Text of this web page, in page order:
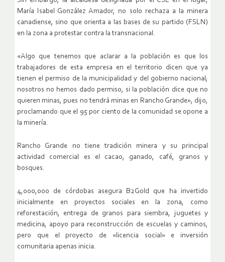
María Isabel González Amador, no solo rechaza a la minera
canadiense, sino que orienta a las bases de su partido (FSLN)
en la zona a protestar contra la transnacional.
«Algo que tenemos que aclarar a la población es que los
trabajadores de esta empresa en el territorio dicen que ya
tienen el permiso de la municipalidad y del gobierno nacional;
nosotros no hemos dado permiso, si la población dice que no
quieren minas, pues no tendrá minas en Rancho Grande», dijo,
proclamando que el 95 por ciento de la comunidad se opone a
la minería.
Rancho Grande no tiene tradición minera y su principal
actividad comercial es el cacao, ganado, café, granos y
bosques.
4,000,000 de córdobas asegura B2Gold que ha invertido
inicialmente en proyectos sociales en la zona, como
reforestación, entrega de granos para siembra, juguetes y
medicina, apoyo para reconstrucción de escuelas y caminos,
pero que el proyecto de «licencia social» e inversión
comunitaria apenas inicia.